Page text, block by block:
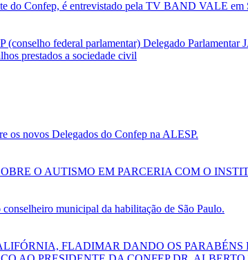
Confep, é entrevistado pela TV BAND VALE em
federal parlamentar) Delegado
prestados a sociedade civil
os novos Delegados do Confep na ALESP.
O AUTISMO EM PARCERIA COM O
municipal da habilitação de São Paulo.
FLADIMAR DANDO OS